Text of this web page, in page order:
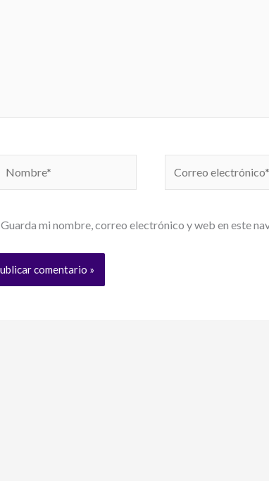
electrónico*
Guarda mi nombre, correo electrónico y web en este